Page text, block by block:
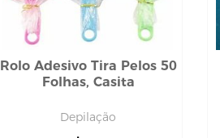
Rolo Adesivo Tira Pelos 50
Folhas, Casita
Depilação